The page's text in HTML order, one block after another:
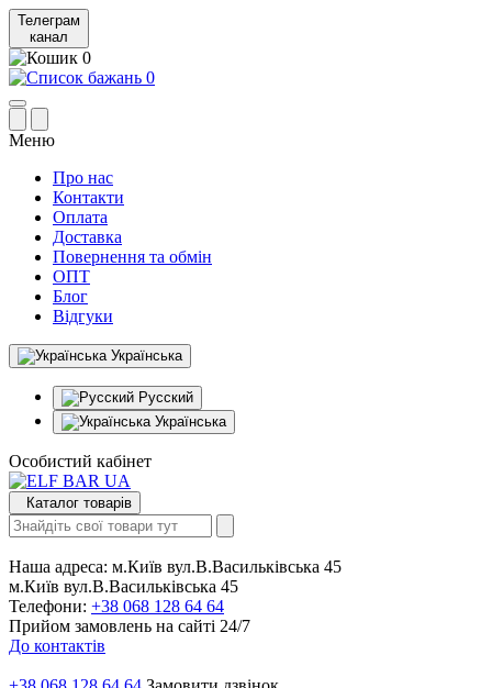
Телеграм
канал
0
0
Меню
Про нас
Контакти
Оплата
Доставка
Повернення та обмін
ОПТ
Блог
Відгуки
Українська
Русский
Українська
Особистий кабінет
Каталог товарів
Наша адреса: м.Київ вул.В.Васильківська 45
м.Київ вул.В.Васильківська 45
Телефони: +38 068 128 64 64
Прийом замовлень на сайті 24/7
До контактів